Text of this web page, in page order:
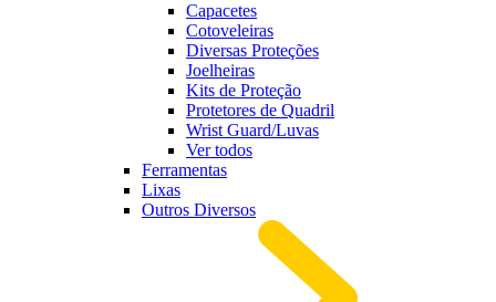
Capacetes
Cotoveleiras
Diversas Proteções
Joelheiras
Kits de Proteção
Protetores de Quadril
Wrist Guard/Luvas
Ver todos
Ferramentas
Lixas
Outros Diversos